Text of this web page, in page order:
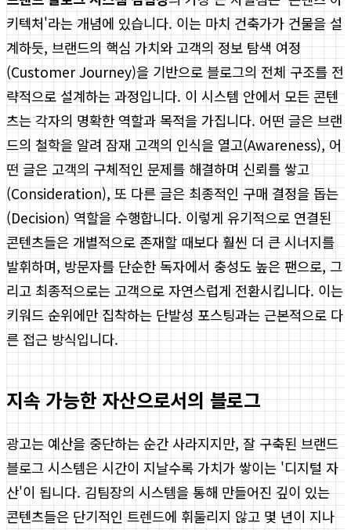
키텍처'라는 개념에 있습니다. 이는 마치 건축가가 건물을 설
계하듯, 브랜드의 핵심 가치와 고객의 정보 탐색 여정
(Customer Journey)을 기반으로 블로그의 전체 구조를 전
략적으로 설계하는 과정입니다. 이 시스템 안에서 모든 콘텐
츠는 각자의 명확한 역할과 목적을 가집니다. 어떤 글은 브랜
드의 철학을 알려 잠재 고객의 인식을 열고(Awareness), 어
떤 글은 고객의 구체적인 문제를 해결하며 신뢰를 쌓고
(Consideration), 또 다른 글은 최종적인 구매 결정을 돕는
(Decision) 역할을 수행합니다. 이렇게 유기적으로 연결된
콘텐츠들은 개별적으로 존재할 때보다 훨씬 더 큰 시너지를
발휘하며, 방문자를 단순한 독자에서 충성도 높은 팬으로, 그
리고 최종적으로는 고객으로 자연스럽게 전환시킵니다. 이는
키워드 순위에만 집착하는 단발성 포스팅과는 근본적으로 다
른 접근 방식입니다.
지속 가능한 자산으로서의 블로그
광고는 예산을 중단하는 순간 사라지지만, 잘 구축된 브랜드
블로그 시스템은 시간이 지날수록 가치가 쌓이는 '디지털 자
산'이 됩니다. 김팀장의 시스템을 통해 만들어진 깊이 있는
콘텐츠들은 단기적인 트렌드에 휘둘리지 않고 몇 년이 지나